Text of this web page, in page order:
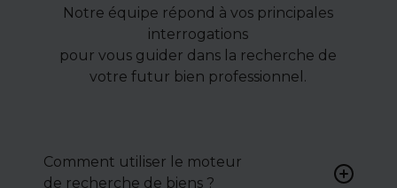
Notre équipe répond à vos principales
interrogations
pour vous guider dans la recherche de
votre futur bien professionnel.
Comment utiliser le moteur
de recherche de biens ?